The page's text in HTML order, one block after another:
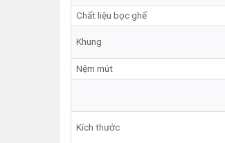
Chất liệu bọc ghế
Khung
Nệm mút
Kích thước